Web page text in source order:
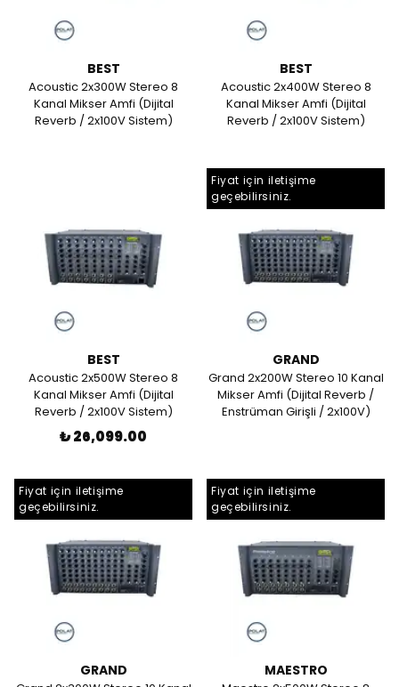
BEST
Acoustic 2x300W Stereo 8
Kanal Mikser Amfi (Dijital
Reverb / 2x100V Sistem)
BEST
Acoustic 2x400W Stereo 8
Kanal Mikser Amfi (Dijital
Reverb / 2x100V Sistem)
BEST
Acoustic 2x500W Stereo 8
Kanal Mikser Amfi (Dijital
Reverb / 2x100V Sistem)
₺ 26,099.00
Fiyat için iletişime
geçebilirsiniz.
GRAND
Grand 2x200W Stereo 10 Kanal
Mikser Amfi (Dijital Reverb /
Enstrüman Girişli / 2x100V)
Fiyat için iletişime
geçebilirsiniz.
GRAND
Fiyat için iletişime
geçebilirsiniz.
MAESTRO